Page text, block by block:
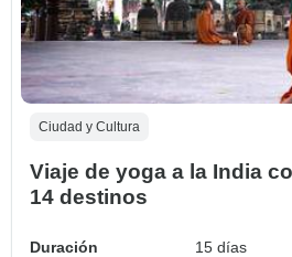
Ciudad y Cultura
Viaje de yoga a la India
14 destinos
Duración
15 días